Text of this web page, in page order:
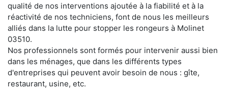
qualité de nos interventions ajoutée à la fiabilité et à la
réactivité de nos techniciens, font de nous les meilleurs
alliés dans la lutte pour stopper les rongeurs à Molinet
03510.
Nos professionnels sont formés pour intervenir aussi bien
dans les ménages, que dans les différents types
d'entreprises qui peuvent avoir besoin de nous : gîte,
restaurant, usine, etc.